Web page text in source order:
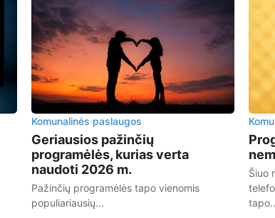
Komunalinės paslaugos
Geriausios pažinčių
programėlės, kurias verta
naudoti 2026 m.
Pažinčių programėlės tapo vienomis
populiariausių...
Šiuo